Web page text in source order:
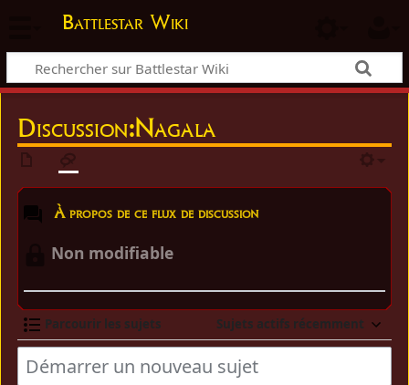
Battlestar Wiki
Discussion:Nagala
À propos de ce flux de discussion
Non modifiable
Parcourir les sujets Sujets actifs récemment